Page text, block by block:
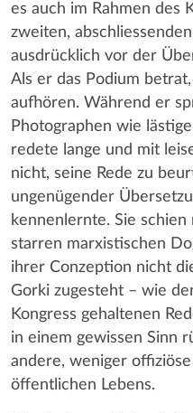
es auch im Rahmen des
zweiten,
ausdrücklich vor der
Als er das Podium
aufhören. Während er
Photographen wie
redete lange und mit
nicht, seine Rede zu
ungenügender
kennenlernte. Sie
starren marxistischen
ihrer Conzeption nicht
Gorki zugesteht – wie
Kongress gehaltenen
in einem gewissen Sinn
andere, weniger
öffentlichen Lebens.